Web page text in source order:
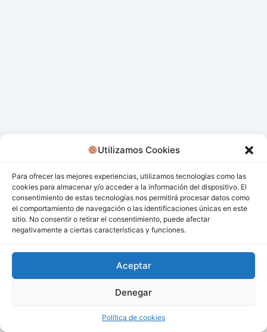
Utilizamos Cookies
Para ofrecer las mejores experiencias, utilizamos tecnologías como las
cookies para almacenar y/o acceder a la información del dispositivo. El
consentimiento de estas tecnologías nos permitirá procesar datos como
el comportamiento de navegación o las identificaciones únicas en este
sitio. No consentir o retirar el consentimiento, puede afectar
negativamente a ciertas características y funciones.
Aceptar
Denegar
Política de cookies
Todos los derechos © 2026 San Miguel De Los Bancos |